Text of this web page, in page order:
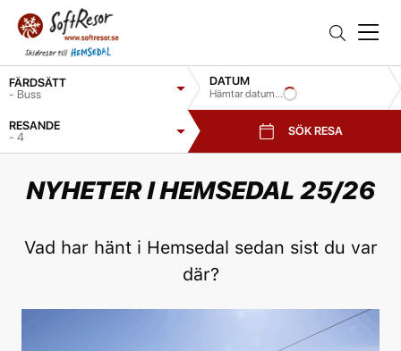
FÄRDSÄTT
- Buss
DATUM
Hämtar datum...
RESANDE
- 4
SÖK RESA
NYHETER I HEMSEDAL 25/26
Vad har hänt i Hemsedal sedan sist du var
där?